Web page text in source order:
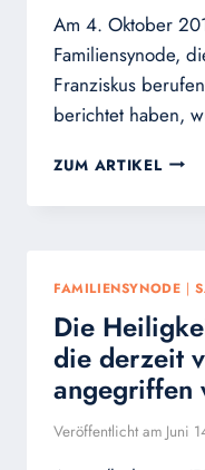
„WIR
SIND
Am 4. Oktober
Familiensynode,
Franziskus
berichtet haben,
ZUM ARTIKEL
WIR
DEM
DES
FAMILIENSYNODE |
Die
die derzeit
angegriffen
Veröffentlicht am Juni